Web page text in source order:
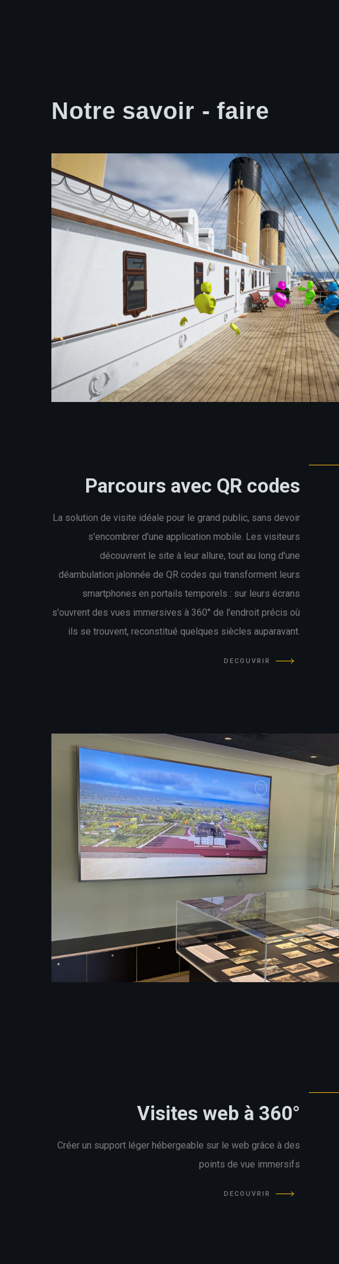
Notre savoir - faire
Parcours avec QR codes
La solution de visite idéale pour le grand public, sans devoir
s'encombrer d'une application mobile. Les visiteurs
découvrent le site à leur allure, tout au long d'une
déambulation jalonnée de QR codes qui transforment leurs
smartphones en portails temporels : sur leurs écrans
s'ouvrent des vues immersives à 360° de l'endroit précis où
ils se trouvent, reconstitué quelques siècles auparavant.
DECOUVRIR
Visites web à 360°
Créer un support léger hébergeable sur le web grâce à des
points de vue immersifs
DECOUVRIR